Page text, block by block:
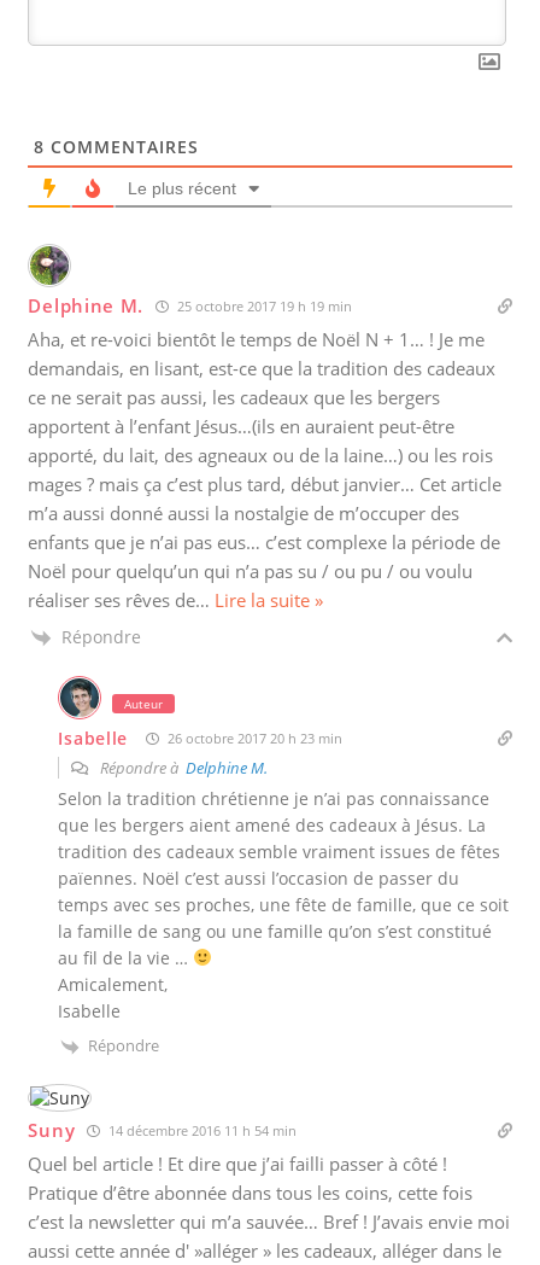
8 COMMENTAIRES
Le plus récent
Delphine M. 25 octobre 2017 19 h 19 min
Aha, et re-voici bientôt le temps de Noël N + 1… ! Je me
demandais, en lisant, est-ce que la tradition des cadeaux
ce ne serait pas aussi, les cadeaux que les bergers
apportent à l’enfant Jésus…(ils en auraient peut-être
apporté, du lait, des agneaux ou de la laine…) ou les rois
mages ? mais ça c’est plus tard, début janvier… Cet article
m’a aussi donné aussi la nostalgie de m’occuper des
enfants que je n’ai pas eus… c’est complexe la période de
Noël pour quelqu’un qui n’a pas su / ou pu / ou voulu
réaliser ses rêves de… Lire la suite »
Répondre
Auteur
Isabelle 26 octobre 2017 20 h 23 min
Répondre àDelphine M.
Selon la tradition chrétienne je n’ai pas connaissance
que les bergers aient amené des cadeaux à Jésus. La
tradition des cadeaux semble vraiment issues de fêtes
païennes. Noël c’est aussi l’occasion de passer du
temps avec ses proches, une fête de famille, que ce soit
la famille de sang ou une famille qu’on s’est constitué
au fil de la vie …
Amicalement,
Isabelle
Répondre
Suny 14 décembre 2016 11 h 54 min
Quel bel article ! Et dire que j’ai failli passer à côté !
Pratique d’être abonnée dans tous les coins, cette fois
c’est la newsletter qui m’a sauvée… Bref ! J’avais envie moi
aussi cette année d' »alléger » les cadeaux, alléger dans le